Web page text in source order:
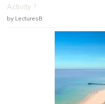
Activity ?
by LecturesB